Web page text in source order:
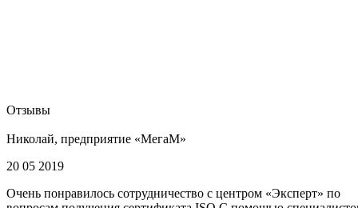
Отзывы
Николай, предприятие «МегаМ»
20 05 2019
Очень понравилось сотрудничество с центром «Эксперт» по